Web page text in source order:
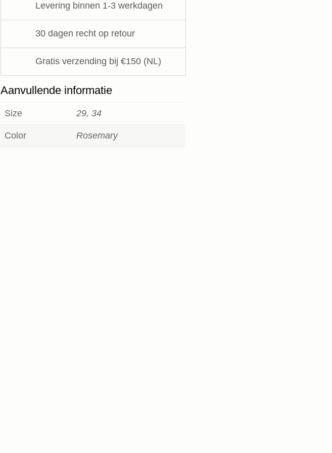
aantal
Levering binnen 1-3 werkdagen
30 dagen recht op retour
Gratis verzending bij €150 (NL)
Aanvullende informatie
Size 29, 34
Color Rosemary